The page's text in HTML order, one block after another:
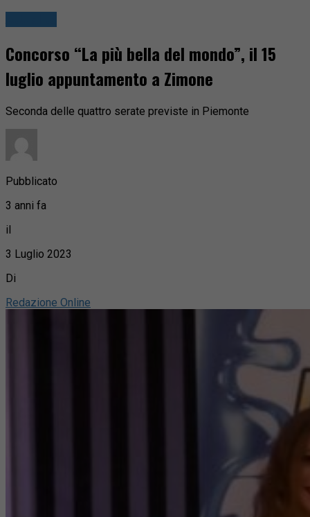
Concorso “La più bella del mondo”, il 15
luglio appuntamento a Zimone
Seconda delle quattro serate previste in Piemonte
Pubblicato
3 anni fa
il
3 Luglio 2023
Di
Redazione Online